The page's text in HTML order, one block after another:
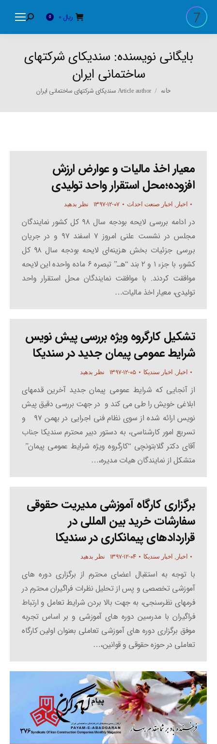
ریال 0
Search:
بایگانی نویسنده:سندیکای شرکتهای
ساختمانی ایران
You are here:
خانه Article author سندیکای شرکتهای ساختمانی ایران
معیار اخذ مالیات و عوارض ارزش
افزوده؛محل استقرار واحد تولیدی
اخبار , اخبار صنعت احداث ۱۳۹۷-۱۲-۰۷ نظر بدهید
در ادامه بررسی لایحه بودجه سال ۹۸ کل کشور نمایندگان
مجلس در نشست علنی امروز ۷ اسفند ۹۷ و در جریان
بررسی جزئیات بخش هزینه‌ای لایحه بودجه سال ۹۸ کل
کشور، با جزء ۱ و ۲ بند “هـ” تبصره ۶ ماده واحده این لایحه
موافقت کردند. با موافقت نمایندگان محل استقرار واحد
تولیدی، معیار اخذ مالیات…
تشکیل کارگروه ویژه بررسی پیش نویس
شرایط عمومی پیمان جدید در سندیکا
اخبار , اخبار سندیکا ۱۳۹۷-۱۲-۰۵ نظر بدهید
از آنجایی که شرایط عمومی پیمان جدید آخرین قدمهای
ابلاغی خویش را طی می کند و در جهت بررسی دقیق پیش
نویس ارائه شده از سوی نظام فنی اجرایی در بهمن ۹۷ و
تسریع امور کارشناسی، به دستور دبیر محترم سندیکا جناب
آقای دکتر گلابتونچی “کارگروه ویژه شرایط عمومی پیمان”
متشکل از نمایندگان هیات مدیره،…
برگزاری کارگاه آموزشی مدیریت حقوقی
سفارشات خرید بین المللی در
قراردادهای پیمانکاری در سندیکا
اخبار , اخبار سندیکا ۱۳۹۷-۱۲-۰۴ نظر بدهید
با توجه به استقبال اعضای محترم از برگزاری دوره های
آموزشی تخصصی و پس از تحلیل نظرات فراگیران محترم در
فرمهای نظرسنجی، به جهت بالا بردن شرایط تعامل و ارتباط
فراگیران با مدرسین دوره های آموزشی و بر اساس تجربه
موفق برگزاری دوره های آموزشی تعاملی بعنوان اولین کارگاه
تعاملی در حوزه حقوقی و قوانین،…